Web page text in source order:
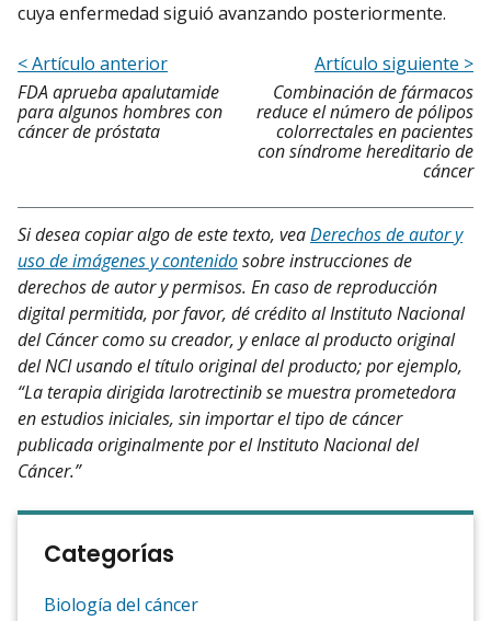
cuya enfermedad siguió avanzando posteriormente.
< Artículo anterior
FDA aprueba apalutamide
para algunos hombres con
cáncer de próstata
Artículo siguiente >
Combinación de fármacos
reduce el número de pólipos
colorrectales en pacientes
con síndrome hereditario de
cáncer
Si desea copiar algo de este texto, veaDerechos de autor y
uso de imágenes y contenidosobre instrucciones de
derechos de autor y permisos. En caso de reproducción
digital permitida, por favor, dé crédito al Instituto Nacional
del Cáncer como su creador, y enlace al producto original
del NCI usando el título original del producto; por ejemplo,
“La terapia dirigida larotrectinib se muestra prometedora
en estudios iniciales, sin importar el tipo de cáncer
publicada originalmente por el Instituto Nacional del
Cáncer.”
Categorías
Biología del cáncer